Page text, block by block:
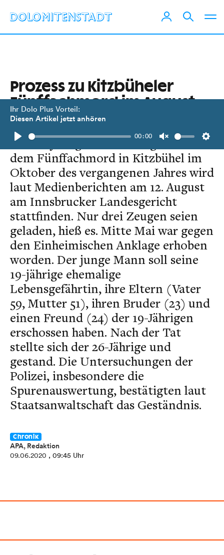
Ihr Dolo Plus Vorteil:
Diesen Artikel jetzt anhören
Play
00:00
Unmute
Prozess zu Kitzbüheler
Fünffachmord im August
Der Schwurgerichtsprozess gegen
den 26-jährigen Verdächtigen nach
dem Fünffachmord in Kitzbühel im
Oktober des vergangenen Jahres wird
laut Medienberichten am 12. August
am Innsbrucker Landesgericht
stattfinden. Nur drei Zeugen seien
geladen, hieß es. Mitte Mai war gegen
den Einheimischen Anklage erhoben
worden. Der junge Mann soll seine
19-jährige ehemalige
Lebensgefährtin, ihre Eltern (Vater
59, Mutter 51), ihren Bruder (23) und
einen Freund (24) der 19-Jährigen
erschossen haben. Nach der Tat
stellte sich der 26-Jährige und
gestand. Die Untersuchungen der
Polizei, insbesondere die
Spurenauswertung, bestätigten laut
Staatsanwaltschaft das Geständnis.
Chronik
APA, Redaktion
09.06.2020 , 09:45 Uhr